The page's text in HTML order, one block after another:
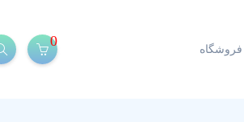
فروشگاه
0